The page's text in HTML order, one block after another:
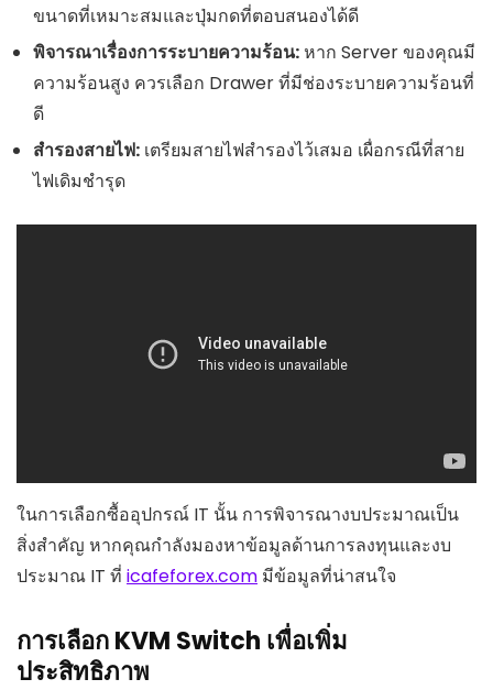
ขนาดที่เหมาะสมและปุ่มกดที่ตอบสนองได้ดี
พิจารณาเรื่องการระบายความร้อน:หาก Server ของคุณมี
ความร้อนสูง ควรเลือก Drawer ที่มีช่องระบายความร้อนที่
ดี
สำรองสายไฟ: เตรียมสายไฟสำรองไว้เสมอ เผื่อกรณีที่สาย
ไฟเดิมชำรุด
ในการเลือกซื้ออุปกรณ์ IT นั้น การพิจารณางบประมาณเป็น
สิ่งสำคัญ หากคุณกำลังมองหาข้อมูลด้านการลงทุนและงบ
ประมาณ IT ที่ icafeforex.com มีข้อมูลที่น่าสนใจ
การเลือก KVM Switch เพื่อเพิ่ม
ประสิทธิภาพ